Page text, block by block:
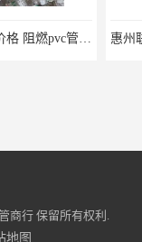
坪山区PVC管批发价格 阻燃pvc管 欢迎电话咨询 量多价优
商行 保留所有权利.
地图